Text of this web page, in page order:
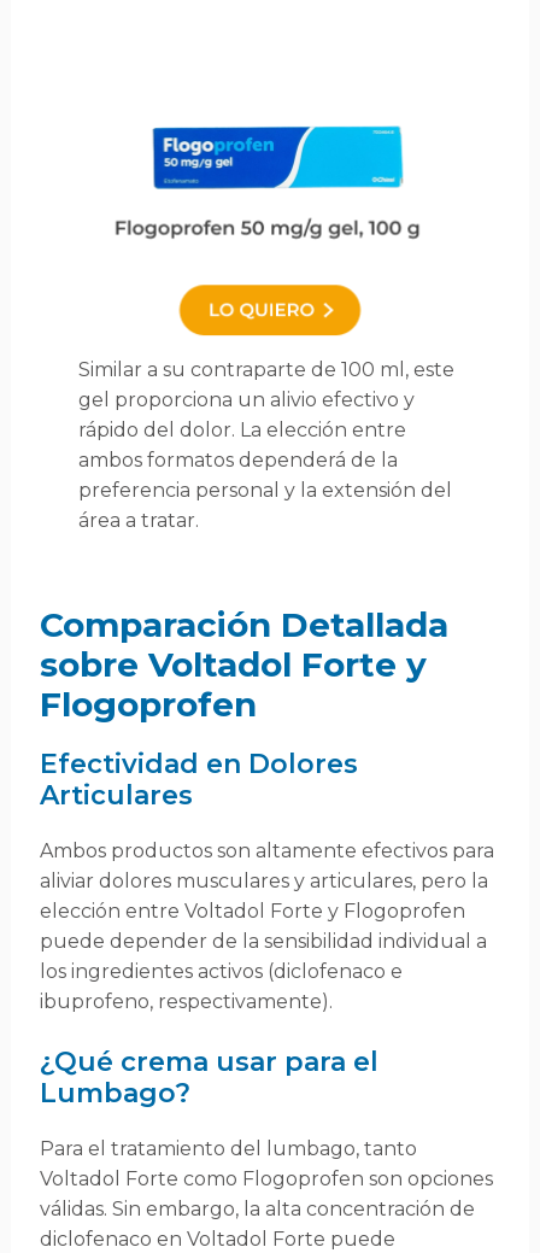
Similar a su contraparte de 100 ml, este
gel proporciona un alivio efectivo y
rápido del dolor. La elección entre
ambos formatos dependerá de la
preferencia personal y la extensión del
área a tratar.
Comparación Detallada
sobre Voltadol Forte y
Flogoprofen
Efectividad en Dolores
Articulares
Ambos productos son altamente efectivos para
aliviar dolores musculares y articulares, pero la
elección entre Voltadol Forte y Flogoprofen
puede depender de la sensibilidad individual a
los ingredientes activos (diclofenaco e
ibuprofeno, respectivamente).
¿Qué crema usar para el
Lumbago?
Para el tratamiento del lumbago, tanto
Voltadol Forte como Flogoprofen son opciones
válidas. Sin embargo, la alta concentración de
diclofenaco en Voltadol Forte puede